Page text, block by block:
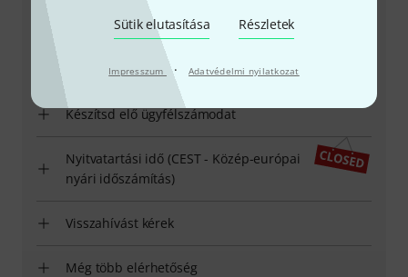
Sütik elutasítása Részletek
Impresszum · Adatvédelmi nyilatkozat
+49-9546-9223-531
Ügyfélszolgálatunk minden kérdés és észrevétel esetén
örömmel áll rendelkezésedre
Készítsd elő ügyfélszámodat
Nyitvatartási idő (CEST - Közép-európai
nyári időszámítás)
Visszahívást kérek
Még több elérhetőség